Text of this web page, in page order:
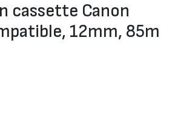
cassette Canon
12mm, 85m